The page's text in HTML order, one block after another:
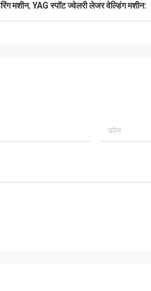
मशीन, YAG स्पॉट ज्वेलरी लेजर वेल्डिंग मशीन: